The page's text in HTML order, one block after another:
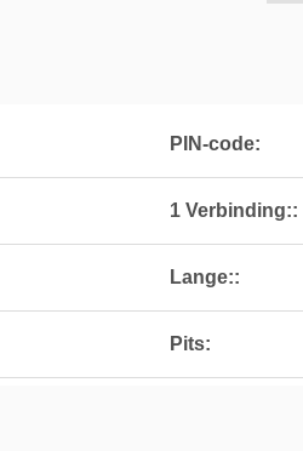
PIN-code:
1 Verbinding::
Lange::
Pits: